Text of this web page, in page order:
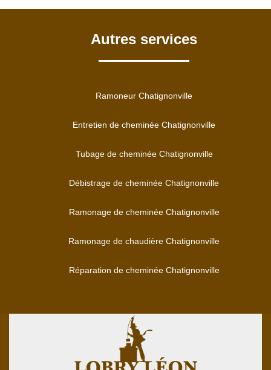
Autres services
Ramoneur Chatignonville
Entretien de cheminée Chatignonville
Tubage de cheminée Chatignonville
Débistrage de cheminée Chatignonville
Ramonage de cheminée Chatignonville
Ramonage de chaudière Chatignonville
Réparation de cheminée Chatignonville